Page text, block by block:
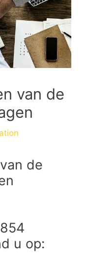
van de
de
u op: